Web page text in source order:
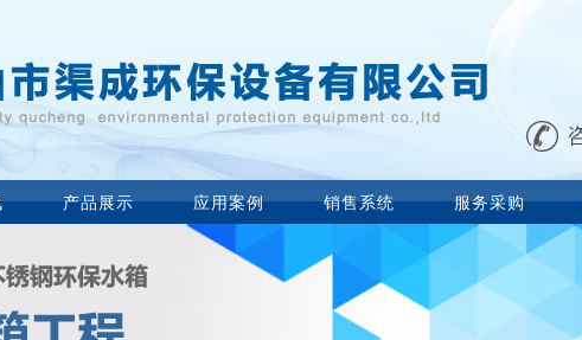
产品展示 应用案例 销售系统 服务采购